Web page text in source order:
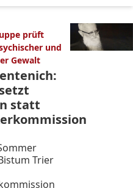
prüft
und
Gewalt
statt
Trier